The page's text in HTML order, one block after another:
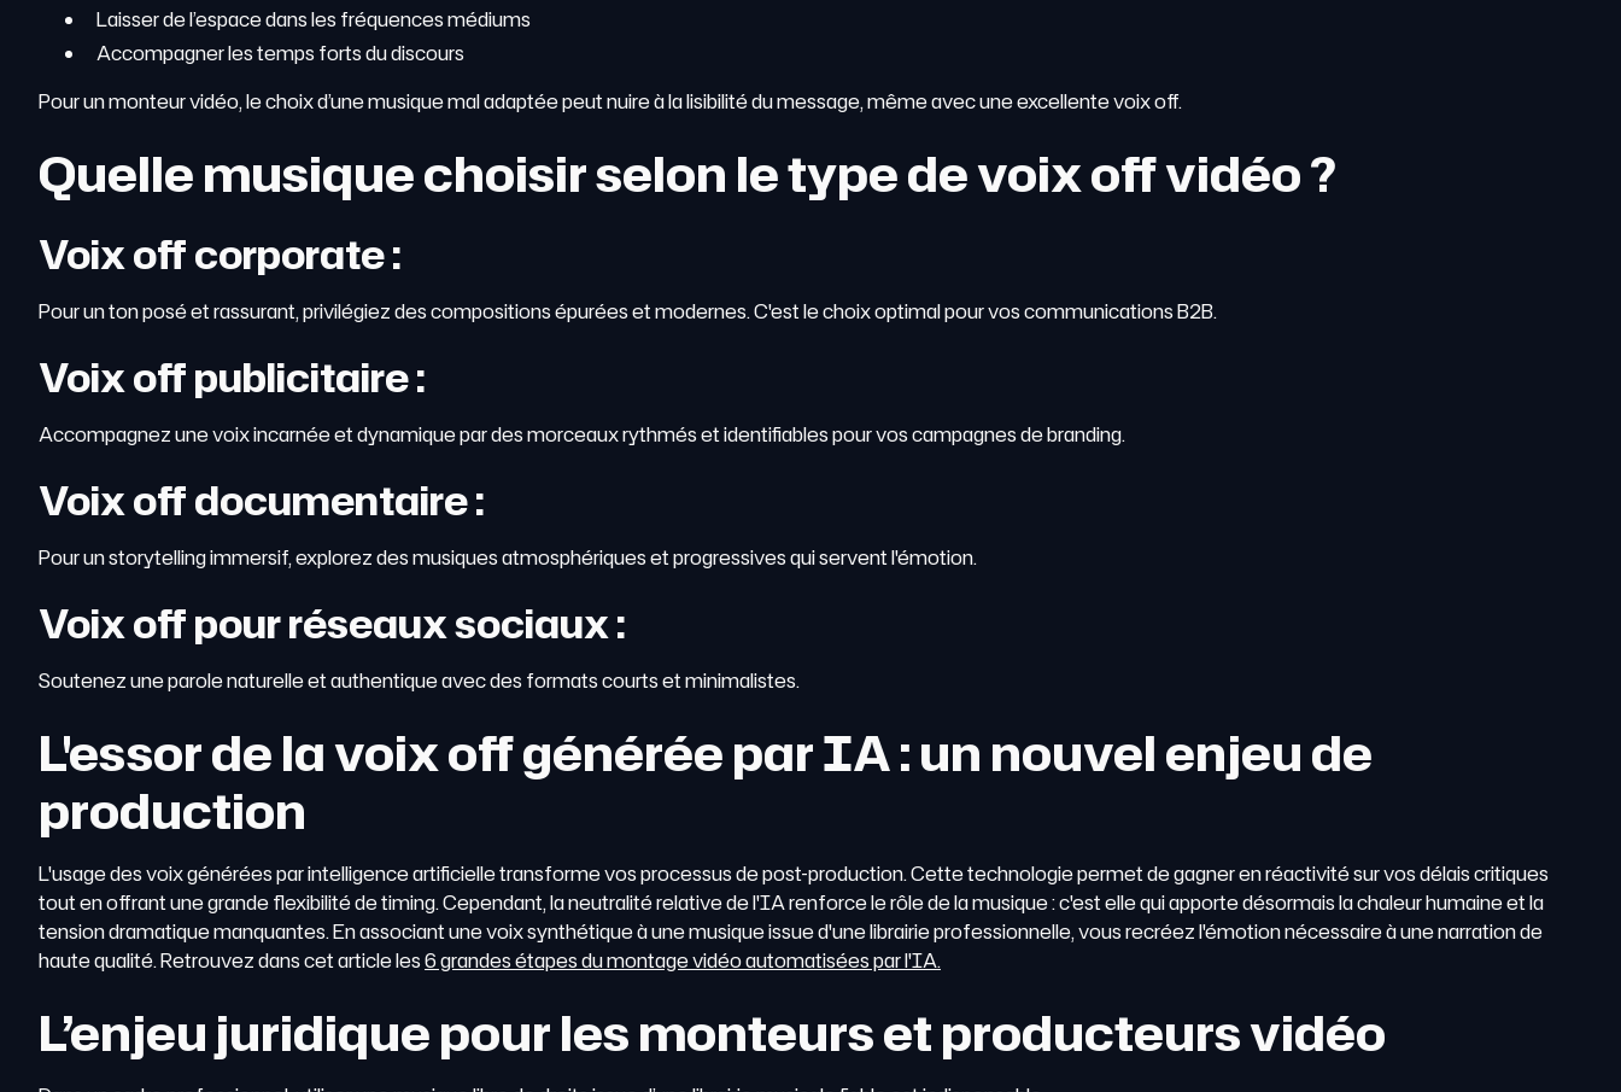
Laisser de l’espace dans les fréquences médiums
Accompagner les temps forts du discours
Pour un monteur vidéo, le choix d’une musique mal adaptée peut nuire à la lisibilité du message, même avec une excellente voix off.
Quelle musique choisir selon le type de voix off vidéo ?
Voix off corporate:
Pour un ton posé et rassurant, privilégiez des compositions épurées et modernes. C'est le choix optimal pour vos communications B2B.
Voix off publicitaire:
Accompagnez une voix incarnée et dynamique par des morceaux rythmés et identifiables pour vos campagnes de branding.
Voix off documentaire:
Pour un storytelling immersif, explorez des musiques atmosphériques et progressives qui servent l'émotion.
Voix off pour réseaux sociaux:
Soutenez une parole naturelle et authentique avec des formats courts et minimalistes.
L'essor de la voix off générée par IA : un nouvel enjeu de
production
L'usage des voix générées par intelligence artificielle transforme vos processus de post-production. Cette technologie permet de gagner en réactivité sur vos délais critiques
tout en offrant une grande flexibilité de timing. Cependant, la neutralité relative de l'IA renforce le rôle de la musique : c'est elle qui apporte désormais la chaleur humaine et la
tension dramatique manquantes. En associant une voix synthétique à une musique issue d'une librairie professionnelle, vous recréez l'émotion nécessaire à une narration de
haute qualité. Retrouvez dans cet article les6 grandes étapes du montage vidéo automatisées par l'IA.
L’enjeu juridique pour les monteurs et producteurs vidéo